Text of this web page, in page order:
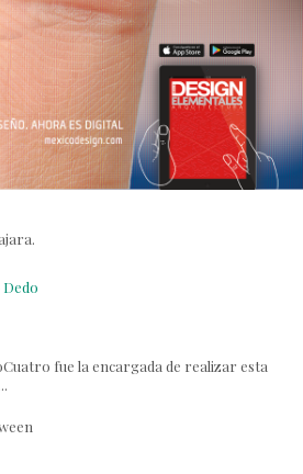
fue la encargada de realizar esta